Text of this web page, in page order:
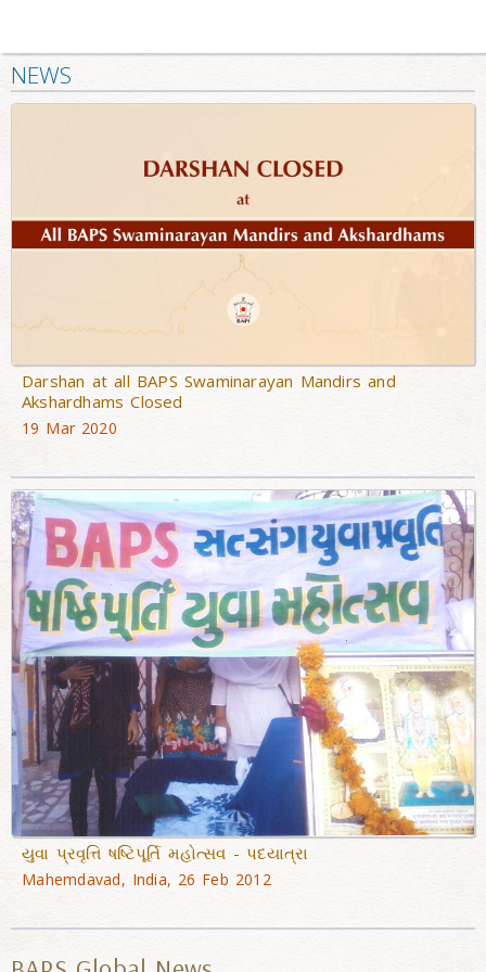
NEWS
Darshan at all BAPS Swaminarayan Mandirs and
Akshardhams Closed
19 Mar 2020
યુવા પ્રવૃત્તિ ષષ્ટિપૂર્તિ મહોત્સવ - પદયાત્રા
Mahemdavad, India, 26 Feb 2012